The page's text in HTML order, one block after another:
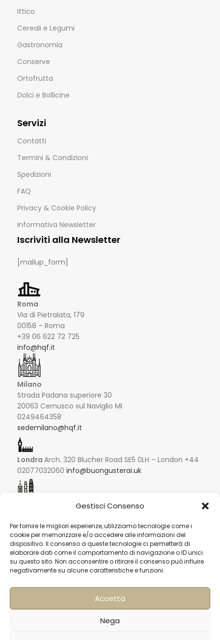
Gestisci Consenso
Per fornire le migliori esperienze, utilizziamo tecnologie come i
cookie per memorizzare e/o accedere alle informazioni del
dispositivo. Il consenso a queste tecnologie ci permetterà di
elaborare dati come il comportamento di navigazione o ID unici
su questo sito. Non acconsentire o ritirare il consenso può influire
negativamente su alcune caratteristiche e funzioni.
Accetta
Nega
Ittico
Cereali e Legumi
Gastronomia
Conserve
Ortofrutta
Dolci e Bollicine
Servizi
Contatti
Termini & Condizioni
Spedizioni
FAQ
Privacy & Cookie Policy
Informativa Newsletter
Iscriviti alla Newsletter
[mailup_form]
Roma
Via di Pietralata, 179
00158 – Roma
+39 06 622 72 725
info@hqf.it
Milano
Strada Padana superiore 30
20063 Cernusco sul Naviglio MI
0249464358
sedemilano@hqf.it
Londra Arch. 320 Blucher Road SE5 0LH – London +44
02077032060 info@buongusterai.uk
Units 305-307 3/F; Laford Centre, 838 Lai
56977200info@hqf.hk
Singapore
16 Raffles Quay #33-03
048581 – Singapore
info@hqf.sg